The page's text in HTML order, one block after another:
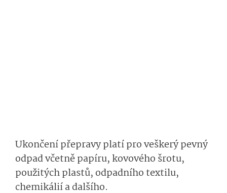
Ukončení přepravy platí pro veškerý pevný
odpad včetně papíru, kovového šrotu,
použitých plastů, odpadního textilu,
chemikálií a dalšího.